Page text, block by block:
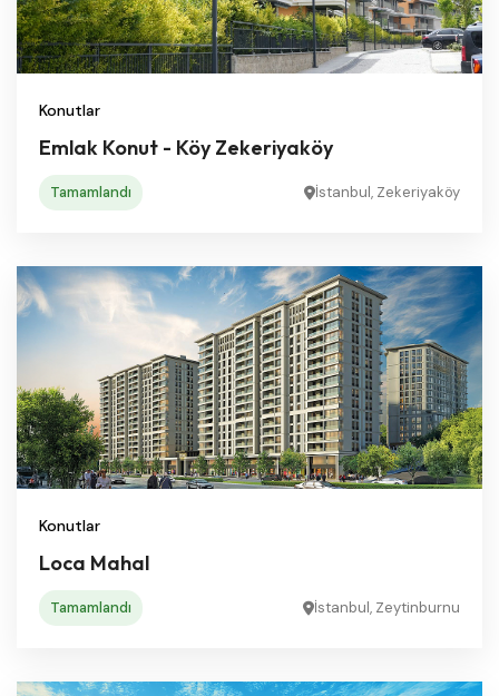
Konutlar
Emlak Konut - Köy Zekeriyaköy
Tamamlandı İstanbul, Zekeriyaköy
Konutlar
Loca Mahal
Tamamlandı İstanbul, Zeytinburnu